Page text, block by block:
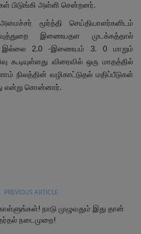
பிடுங்கி அள்ளி சென்றனர்.
அமைச்சர் மூர்த்தி செய்தியாளர்களிடம்
இணையதள முடக்கத்தால்
இல்லை 2.0 -இணையம் 3. 0 மாறும்
கூடியுள்ளது விரைவில் ஒரு மாதத்தில்
நிலத்தின் வழிகாட்டுதல் மதிப்பீடுகள்
என்று சொன்னார்.
PREVIOUS ARTICLE
நாடு முழுவதும் இது தான்
நடைமுறை!